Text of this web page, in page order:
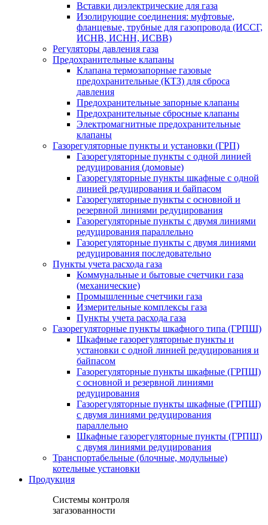
Вставки диэлектрические для газа
Изолирующие соединения: муфтовые,
фланцевые, трубные для газопровода (ИССГ,
ИСНВ, ИСНН, ИСВВ)
Регуляторы давления газа
Предохранительные клапаны
Клапана термозапорные газовые
предохранительные (КТЗ) для сброса
давления
Предохранительные запорные клапаны
Предохранительные сбросные клапаны
Электромагнитные предохранительные
клапаны
Газорегуляторные пункты и установки (ГРП)
Газорегуляторные пункты с одной линией
редуцирования (домовые)
Газорегуляторные пункты шкафные с одной
линией редуцирования и байпасом
Газорегуляторные пункты с основной и
резервной линиями редуцирования
Газорегуляторные пункты с двумя линиями
редуцирования параллельно
Газорегуляторные пункты с двумя линиями
редуцирования последовательно
Пункты учета расхода газа
Коммунальные и бытовые счетчики газа
(механические)
Промышленные счетчики газа
Измерительные комплексы газа
Пункты учета расхода газа
Газорегуляторные пункты шкафного типа (ГРПШ)
Шкафные газорегуляторные пункты и
установки c одной линией редуцирования и
байпасом
Газорегуляторные пункты шкафные (ГРПШ)
с основной и резервной линиями
редуцирования
Газорегуляторные пункты шкафные (ГРПШ)
с двумя линиями редуцирования
параллельно
Шкафные газорегуляторные пункты (ГРПШ)
c двумя линиями редуцирования
Транспортабельные (блочные, модульные)
котельные установки
Продукция
Системы контроля
загазованности